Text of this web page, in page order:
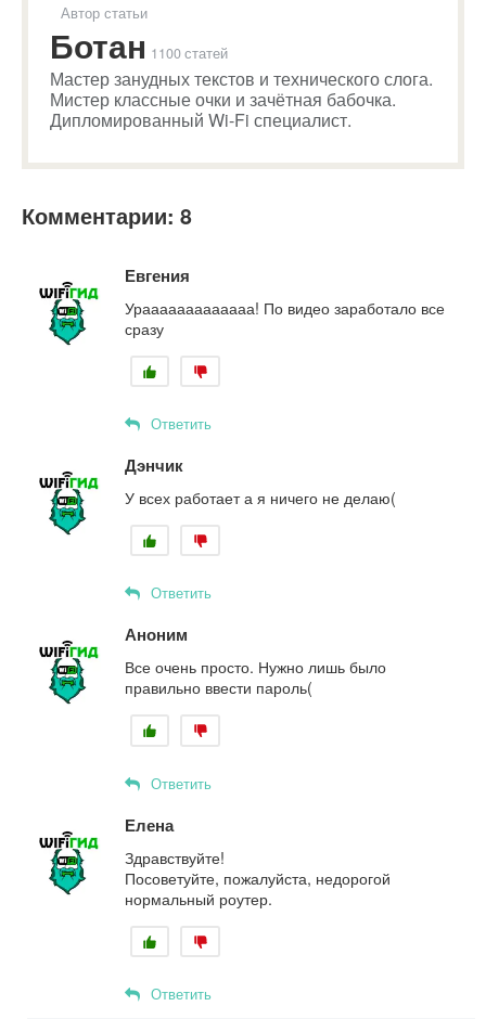
Автор статьи
Ботан 1100 статей
Мастер занудных текстов и технического слога.
Мистер классные очки и зачётная бабочка.
Дипломированный Wi-Fi специалист.
Комментарии: 8
Евгения
Урааааааааааааа! По видео заработало все
сразу
Ответить
Дэнчик
У всех работает а я ничего не делаю(
Ответить
Аноним
Все очень просто. Нужно лишь было
правильно ввести пароль(
Ответить
Елена
Здравствуйте!
Посоветуйте, пожалуйста, недорогой
нормальный роутер.
Ответить